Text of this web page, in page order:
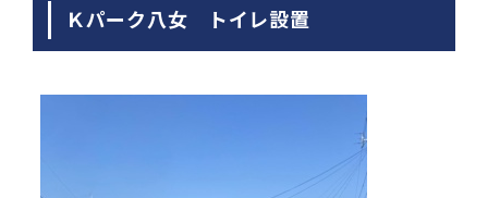
Ｋパーク八女 トイレ設置